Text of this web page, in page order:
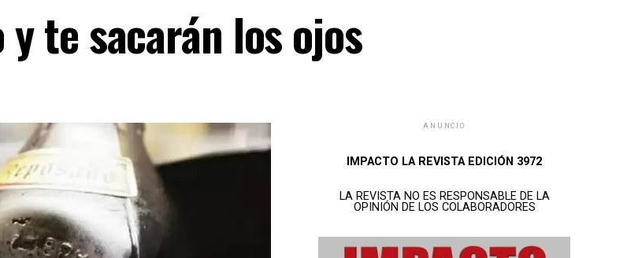
te sacarán los ojos
ANUNCIO
IMPACTO LA REVISTA EDICIÓN 3972
LA REVISTA NO ES RESPONSABLE DE LA
OPINIÓN DE LOS COLABORADORES